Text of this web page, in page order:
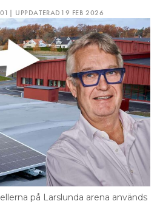
| UPPDATERAD 19 FEB 2026
på Larslunda arena används